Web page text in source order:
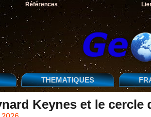
Références
THEMATIQUES
Keynes et le cercle